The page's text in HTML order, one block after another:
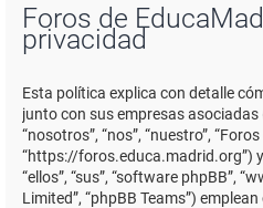
Foros de
privacidad
Esta política explica con detalle
junto con sus empresas asociadas
“nosotros”, “nos”, “nuestro”,
“https://foros.educa.madrid.org”)
“ellos”, “sus”, “software phpBB”,
Limited”, “phpBB Teams”)